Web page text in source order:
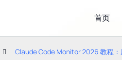
首页
Claude Code Monitor 2026 教程